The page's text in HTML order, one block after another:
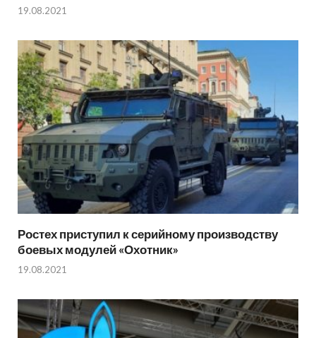
19.08.2021
Ростех приступил к серийному производству
боевых модулей «Охотник»
19.08.2021